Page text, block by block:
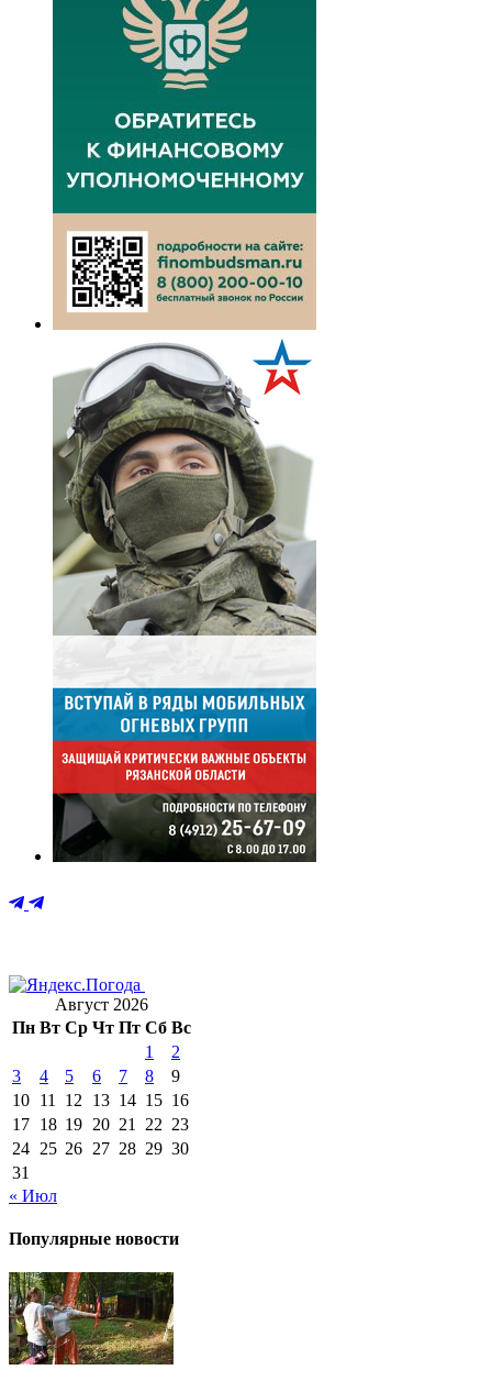
Август 2026
Пн Вт Ср Чт Пт Сб Вс
1
2
3
4 5 6 7 8
9
10 11 12 13 14 15 16
17 18 19 20 21 22 23
24 25 26 27 28 29 30
31
« Июл
Популярные новости